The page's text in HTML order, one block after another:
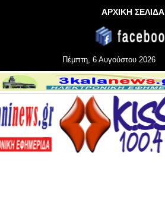
ΑΡΧΙΚΗ ΣΕΛΙΔΑ
Πέμπτη, 6 Αυγούστου 2026